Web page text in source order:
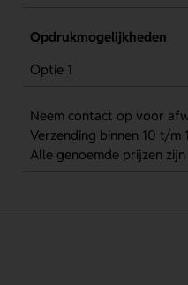
Opdrukmogelijkheden
Optie 1
Neem contact op voor
Verzending binnen 10 t/
Alle genoemde prijzen zijn